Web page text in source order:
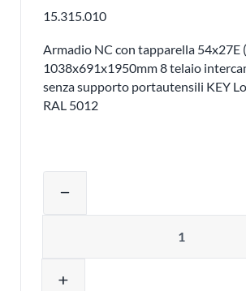
15.315.010
Armadio NC con tapparella 54x27E
1038x691x1950mm 8 telaio
senza supporto portautensili KEY
RAL 5012
remove
add